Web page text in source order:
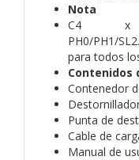
Nota
C4 x
PH0/PH1/
para todos
Contenidos
Contenedor
Punta de
Cable de
Manual de